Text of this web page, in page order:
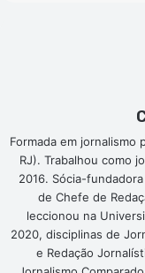
Formada em jornalismo
RJ). Trabalhou como
2016. Sócia-
de Chefe de
leccionou na
2020, disciplinas de
e Redação